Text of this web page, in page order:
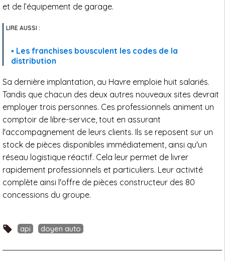
et de l’équipement de garage.
Les franchises bousculent les codes de la
distribution
Sa dernière implantation, au Havre emploie huit salariés.
Tandis que chacun des deux autres nouveaux sites devrait
employer trois personnes. Ces professionnels animent un
comptoir de libre-service, tout en assurant
l'accompagnement de leurs clients. Ils se reposent sur un
stock de pièces disponibles immédiatement, ainsi qu'un
réseau logistique réactif. Cela leur permet de livrer
rapidement professionnels et particuliers. Leur activité
complète ainsi l'offre de pièces constructeur des 80
concessions du groupe.
api doyen auto